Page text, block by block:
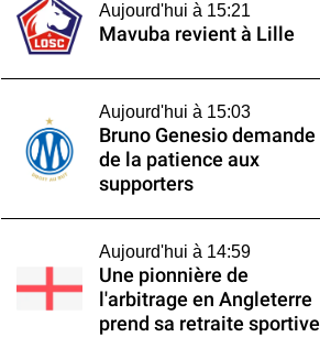
Aujourd'hui à 15:21
Mavuba revient à Lille
Aujourd'hui à 15:03
Bruno Genesio demande
de la patience aux
supporters
Aujourd'hui à 14:59
Une pionnière de
l'arbitrage en Angleterre
prend sa retraite sportive